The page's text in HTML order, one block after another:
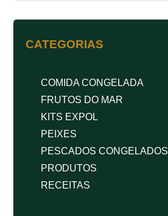
CATEGORIAS
COMIDA CONGELADA
FRUTOS DO MAR
KITS EXPOL
PEIXES
PESCADOS CONGELADOS
PRODUTOS
RECEITAS